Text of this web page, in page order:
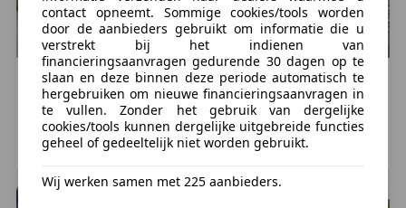
CitroenC3
€ 1.750
153.716 km, 10/2005
AMERSFOORT, NL
Citroen C3
€ 1.249
142.325 km, 07/2002
DEN HAAG, NL
contact opneemt. Sommige cookies/tools worden
door de aanbieders gebruikt om informatie die u
verstrekt bij het indienen van
financieringsaanvragen gedurende 30 dagen op te
slaan en deze binnen deze periode automatisch te
hergebruiken om nieuwe financieringsaanvragen in
te vullen. Zonder het gebruik van dergelijke
cookies/tools kunnen dergelijke uitgebreide functies
geheel of gedeeltelijk niet worden gebruikt.
Wij werken samen met 225 aanbieders.